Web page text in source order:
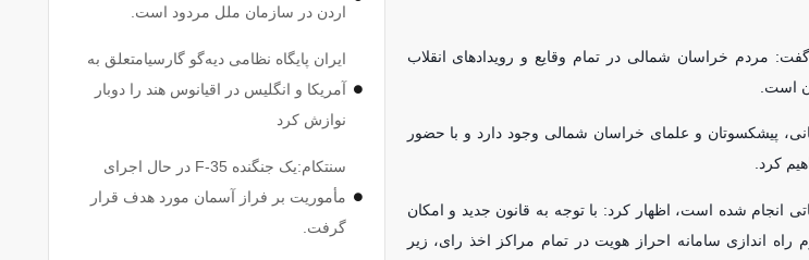
مردم خراسان شمالی در تمام وقایع و رویداد‌های انقلاب
است.
پیشکسوتان و علمای خراسان شمالی وجود دارد و با حضور
کرد.
انجام شده است، اظهار کرد: با توجه به قانون جدید و امکان
اندازی سامانه احراز هویت در تمام مراکز اخذ رای، زیر
اردن در سازمان ملل مردود است.
ایران پایگاه نظامی دیه‌گو گارسیامتعلق به
آمریکا و انگلیس در اقیانوس هند را دوبار
نوازش کرد
سنتکام:یک جنگنده F-35 در حال اجرای
مأموریت بر فراز آسمان مورد هدف قرار
گرفت.